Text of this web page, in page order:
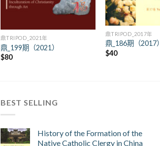
鼎TRIPOD_2021年
鼎_199期（2021）
$80
+
鼎TRIPOD_2017年
鼎_186期（2017）
$40
BEST SELLING
History of the Formation of the
Native Catholic Clergy in China